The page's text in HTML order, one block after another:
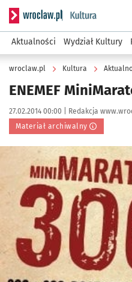
Serwis informacyjny
Aktualności Wydział Kultury
wroclaw.pl Kultura
ENEMEF
Data publikacji:
27.02.2014 00:00 | Autor:
Redakcja
Materiał archiwalny
Kliknij, aby powiększyć